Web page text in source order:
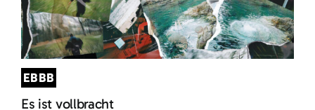
EBBB
Es ist vollbracht